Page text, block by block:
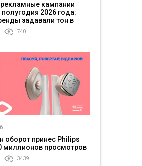
кампании
полугодия 2026 года:
задавали тон в
740
оборот принес Philips
миллионов просмотров
3439